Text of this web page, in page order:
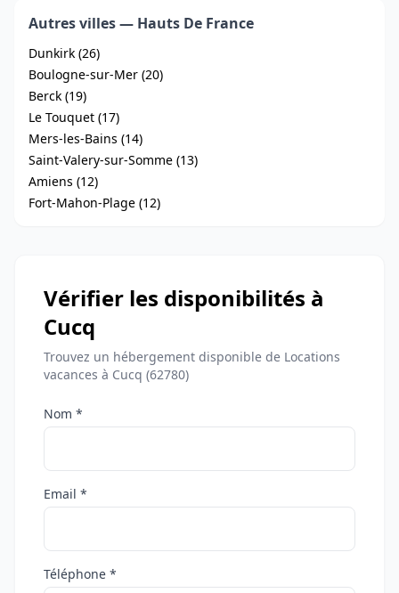
Autres villes — Hauts De France
Dunkirk (26)
Boulogne-sur-Mer (20)
Berck (19)
Le Touquet (17)
Mers-les-Bains (14)
Saint-Valery-sur-Somme (13)
Amiens (12)
Fort-Mahon-Plage (12)
Vérifier les disponibilités à
Cucq
Trouvez un hébergement disponible de Locations
vacances à Cucq (62780)
Nom *
Email *
Téléphone *